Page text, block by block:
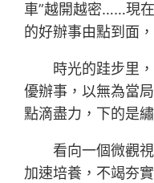
車”越開越密……現
的好辦事由點到面
時光的跬步里
優辦事，以無為當
點滴盡力，下的是
看向一個微觀
加速培養，不竭夯